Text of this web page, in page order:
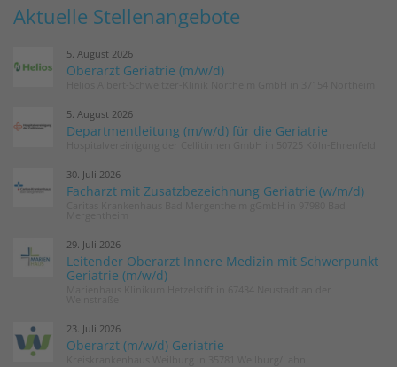
Aktuelle Stellenangebote
5. August 2026
Oberarzt Geriatrie (m/w/d)
5. August 2026
Departmentleitung (m/w/d) für die Geriatrie
30. Juli 2026
Facharzt mit Zusatzbezeichnung Geriatrie (w/m/d)
29. Juli 2026
Leitender Oberarzt Innere Medizin mit Schwerpunkt
Geriatrie (m/w/d)
23. Juli 2026
Oberarzt (m/w/d) Geriatrie